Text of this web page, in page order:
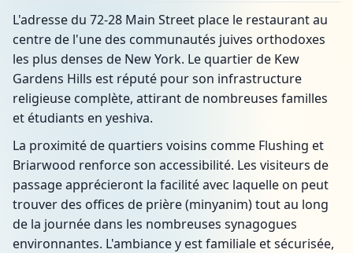
L'adresse du 72-28 Main Street place le restaurant au
centre de l'une des communautés juives orthodoxes
les plus denses de New York. Le quartier de Kew
Gardens Hills est réputé pour son infrastructure
religieuse complète, attirant de nombreuses familles
et étudiants en yeshiva.
La proximité de quartiers voisins comme Flushing et
Briarwood renforce son accessibilité. Les visiteurs de
passage apprécieront la facilité avec laquelle on peut
trouver des offices de prière (minyanim) tout au long
de la journée dans les nombreuses synagogues
environnantes. L'ambiance y est familiale et sécurisée,